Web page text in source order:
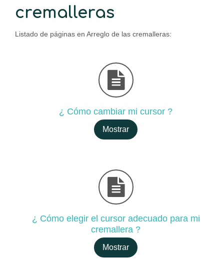
cremalleras
Listado de páginas en Arreglo de las cremalleras:
¿ Cómo cambiar mi cursor ?
Mostrar
¿ Cómo elegir el cursor adecuado para mi
cremallera ?
Mostrar